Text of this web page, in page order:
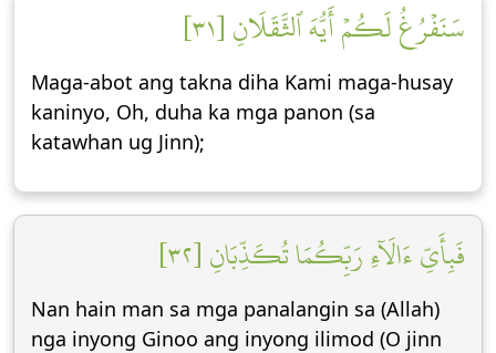
سَنَفۡرُغُ لَكُمۡ أَيُّهَ ٱلثَّقَلَانِ [٣١]
Maga-abot ang takna diha Kami maga-husay
kaninyo, Oh, duha ka mga panon (sa
katawhan ug Jinn);
فَبِأَيِّ ءَالَآءِ رَبِّكُمَا تُكَذِّبَانِ [٣٢]
Nan hain man sa mga panalangin sa (Allah)
nga inyong Ginoo ang inyong ilimod (O jinn